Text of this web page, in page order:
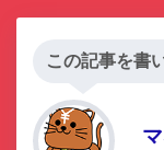
この記事を書